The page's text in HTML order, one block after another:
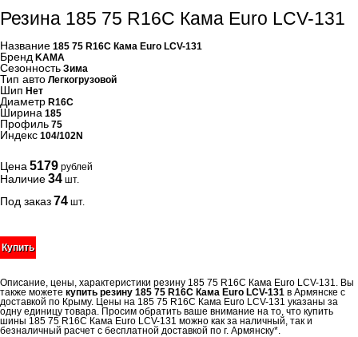
Резина 185 75 R16C Кама Euro LCV-131
Название 185 75 R16C Кама Euro LCV-131
Бренд KAMA
Сезонность Зима
Тип авто Легкогрузовой
Шип Нет
Диаметр R16C
Ширина 185
Профиль 75
Индекс 104/102N
Цена 5179 рублей
Наличие34 шт.
Под заказ74 шт.
Купить
Описание, цены, характеристики резину 185 75 R16C Кама Euro LCV-131. Вы
также можете купить резину 185 75 R16C Кама Euro LCV-131 в Армянске с
доставкой по Крыму. Цены на 185 75 R16C Кама Euro LCV-131 указаны за
одну единицу товара. Просим обратить ваше внимание на то, что купить
шины 185 75 R16C Кама Euro LCV-131 можно как за наличный, так и
безналичный расчет с бесплатной доставкой по г. Армянску*.